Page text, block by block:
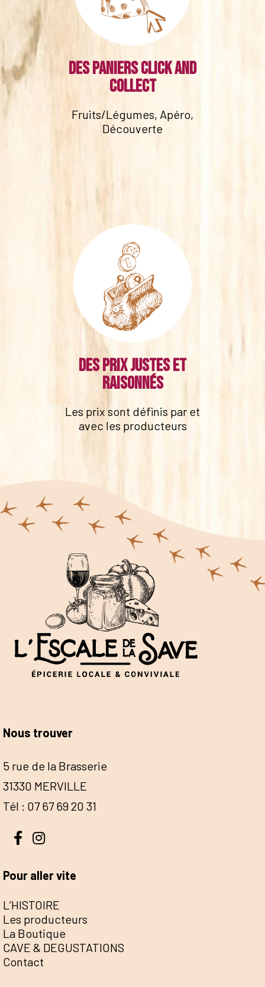
Des paniers click and
collect
Fruits/Légumes, Apéro,
Découverte
Des prix justes et
raisonnés
Les prix sont définis par et
avec les producteurs
Nous trouver
5 rue de la Brasserie
31330 MERVILLE
Tél : 07 67 69 20 31
Pour aller vite
L’HISTOIRE
Les producteurs
La Boutique
CAVE & DEGUSTATIONS
Contact